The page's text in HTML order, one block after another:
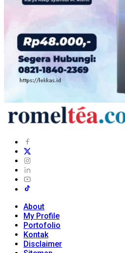
About
My Profile
Portofolio
Kontak
Disclaimer